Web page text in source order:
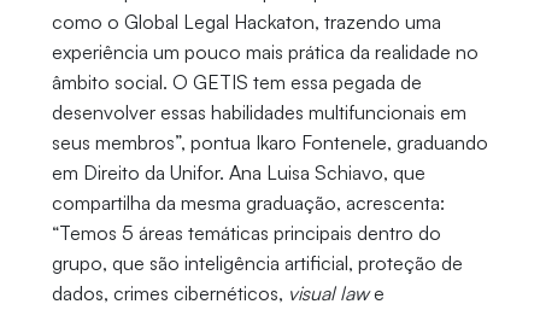
como o Global Legal Hackaton, trazendo uma
experiência um pouco mais prática da realidade no
âmbito social. O GETIS tem essa pegada de
desenvolver essas habilidades multifuncionais em
seus membros”, pontua Ikaro Fontenele, graduando
em Direito da Unifor. Ana Luisa Schiavo, que
compartilha da mesma graduação, acrescenta:
“Temos 5 áreas temáticas principais dentro do
grupo, que são inteligência artificial, proteção de
dados, crimes cibernéticos, visual lawe